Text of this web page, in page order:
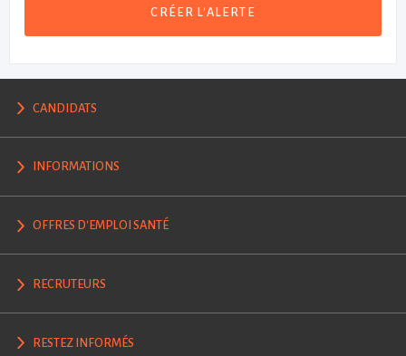
CRÉER L'ALERTE
CANDIDATS
INFORMATIONS
OFFRES D'EMPLOI SANTÉ
RECRUTEURS
RESTEZ INFORMÉS